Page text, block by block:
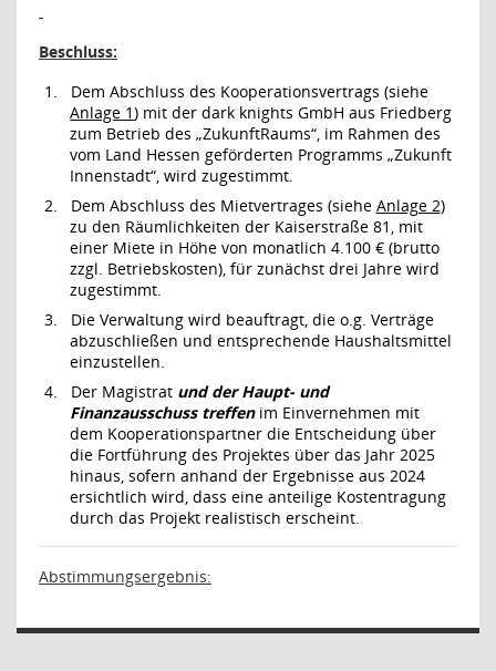
Beschluss:
1.
Dem Abschluss des Kooperationsvertrags (siehe
Anlage 1) mit derdark knights GmbH aus Friedberg
zum Betrieb des „ZukunftRaums“, im Rahmen des
vom Land Hessen geförderten Programms „Zukunft
Innenstadt“, wird zugestimmt.
2.
Dem Abschluss des Mietvertrages (siehe Anlage 2)
zu den Räumlichkeiten der Kaiserstraße 81, mit
einer Miete in Höhe von monatlich 4.100 € (brutto
zzgl. Betriebskosten), für zunächst drei Jahre wird
zugestimmt.
3.
Die Verwaltung wird beauftragt, die o.g. Verträge
abzuschließen und entsprechende Haushaltsmittel
einzustellen.
4.
Der Magistrat und der Haupt- und
Finanzausschuss treffenim Einvernehmen mit
dem Kooperationspartner die Entscheidung über
die Fortführung des Projektes über das Jahr 2025
hinaus, sofern anhand der Ergebnisse aus 2024
ersichtlich wird, dass eine anteilige Kostentragung
durch das Projekt realistisch erscheint.
Abstimmungsergebnis: